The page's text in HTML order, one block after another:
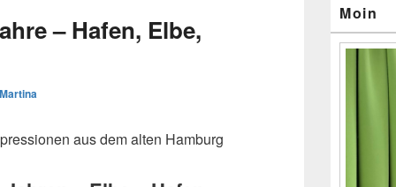
– Hafen, Elbe,
Martina
aus dem alten Hamburg
Seitenleisten-
Moin